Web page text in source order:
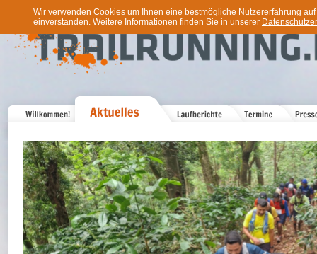
Wir verwenden Cookies um Ihnen eine bestmögliche Nutzererfahrung
einverstanden. Weitere Informationen finden Sie in unserer